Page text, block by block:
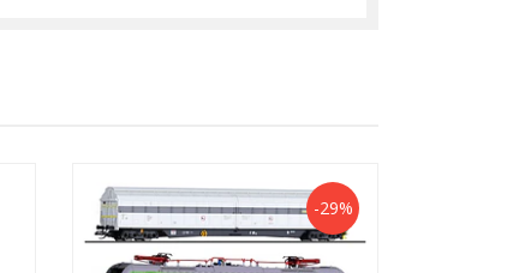
-29%